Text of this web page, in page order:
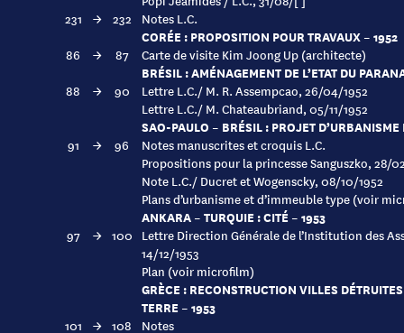
231
→ 232 Notes L.C.
CORÉE : PROPOSITION POUR TRAVAUX – 1952
86 → 87 Carte de visite Kim Joong Up (architecte)
BRÉSIL : AMÉNAGEMENT DE L’ETAT DU
88 → 90
Lettre L.C./ M. R. Assempcao, 26/04/1952
Lettre L.C./ M. Chateaubriand, 05/11/1952
SAO-PAULO – BRÉSIL : PROJET D’URBANISME
91 → 96
Notes manuscrites et croquis L.C.
Propositions pour la princesse Sanguszko, 28/
Note L.C./ Ducret et Wogenscky, 08/10/1952
Plans d’urbanisme et d’immeuble type (voir
ANKARA – TURQUIE : CITÉ – 1953
97 → 100 Lettre Direction Générale de l’Institution des
14/12/1953
Plan (voir microfilm)
GRÈCE : RECONSTRUCTION VILLES
TERRE – 1953
101 → 108
Notes